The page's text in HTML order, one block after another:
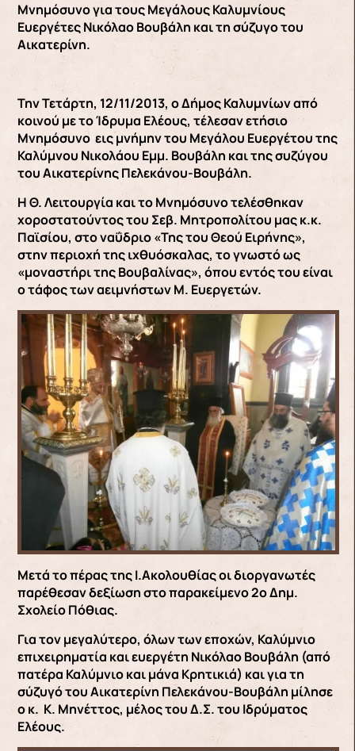
Μνημόσυνο για τους Μεγάλους Καλυμνίους
Ευεργέτες Νικόλαο Βουβάλη και τη σύζυγο του
Αικατερίνη.
Την Τετάρτη, 12/11/2013, ο Δήμος Καλυμνίων από
κοινού με το Ίδρυμα Ελέους, τέλεσαν ετήσιο
Μνημόσυνο εις μνήμην του Μεγάλου Ευεργέτου της
Καλύμνου Νικολάου Εμμ. Βουβάλη και της συζύγου
του Αικατερίνης Πελεκάνου-Βουβάλη.
Η Θ. Λειτουργία και το Μνημόσυνο τελέσθηκαν
χοροστατούντος του Σεβ. Μητροπολίτου μας κ.κ.
Παϊσίου, στο ναΰδριο «Της του Θεού Ειρήνης»,
στην περιοχή της ιχθυόσκαλας, το γνωστό ως
«μοναστήρι της Βουβαλίνας», όπου εντός του είναι
ο τάφος των αειμνήστων Μ. Ευεργετών.
Μετά το πέρας της Ι.Ακολουθίας οι διοργανωτές
παρέθεσαν δεξίωση στο παρακείμενο 2ο Δημ.
Σχολείο Πόθιας.
Για τον μεγαλύτερο, όλων των εποχών, Καλύμνιο
επιχειρηματία και ευεργέτη Νικόλαο Βουβάλη (από
πατέρα Καλύμνιο και μάνα Κρητικιά) και για τη
σύζυγό του Αικατερίνη Πελεκάνου-Βουβάλη μίλησε
ο κ. Κ. Μηνέττος, μέλος του Δ.Σ. του Ιδρύματος
Ελέους.